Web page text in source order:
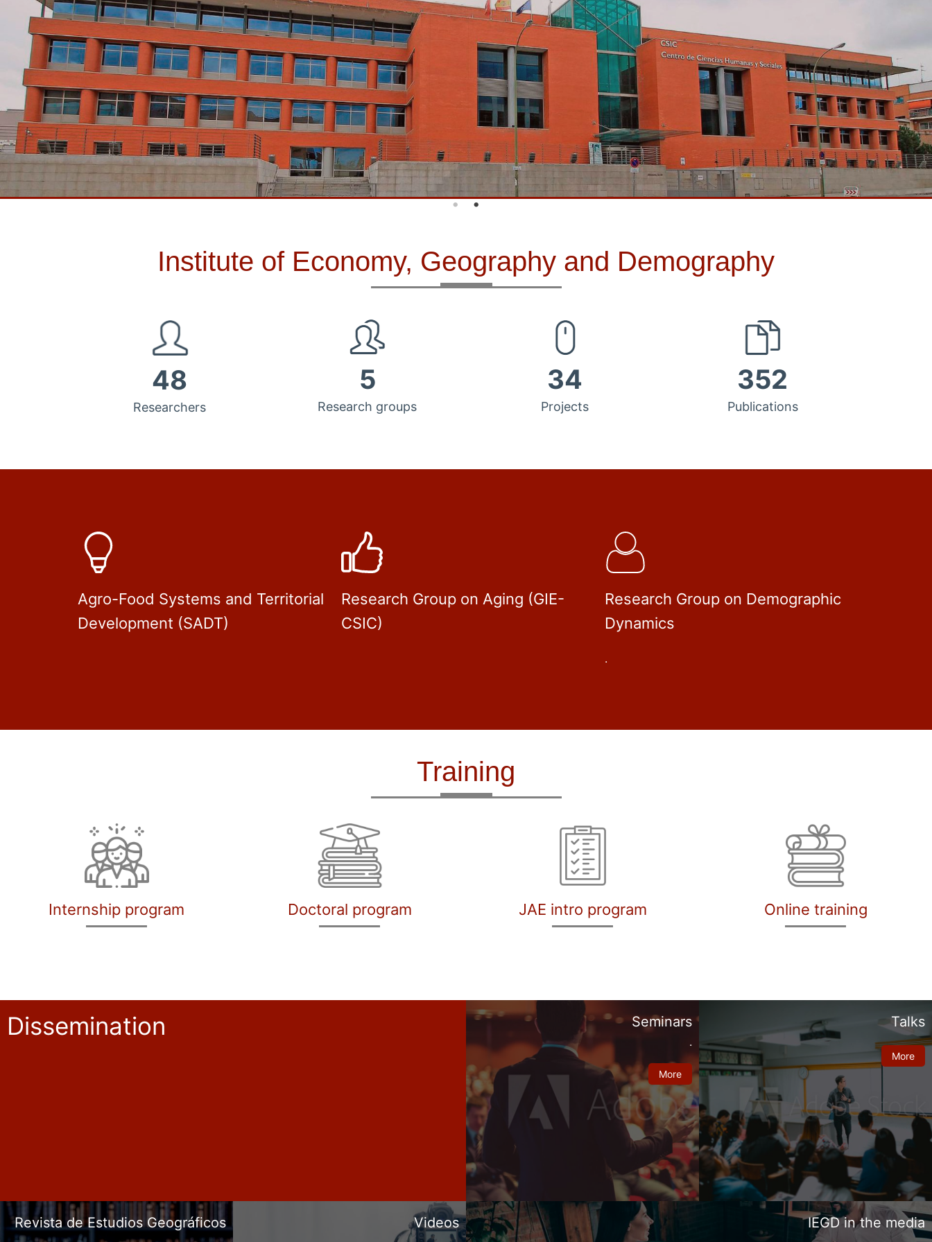
Institute of Economy, Geography and Demography
48
Researchers
5
Research groups
34
Projects
352
Publications
Agro-Food Systems and Territorial
Development (SADT)
Research Group on Aging (GIE-
CSIC)
Research Group on Demographic
Dynamics
.
Training
Internship program Doctoral program JAE intro program Online training
Dissemination Seminars
.
More
Talks
More
Revista de Estudios Geográficos Videos IEGD in the media